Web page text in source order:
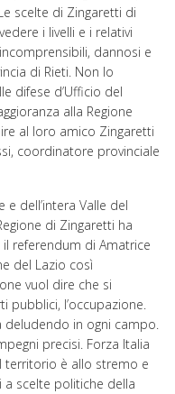
scelte di Zingaretti di
i livelli e i relativi
dannosi e
di Rieti. Non lo
difese d’Ufficio del
alla Regione
al loro amico Zingaretti
coordinatore provinciale
e dell’intera Valle del
di Zingaretti ha
referendum di Amatrice
del Lazio così
vuol dire che si
pubblici, l’occupazione.
deludendo in ogni campo.
precisi. Forza Italia
territorio è allo stremo e
scelte politiche della